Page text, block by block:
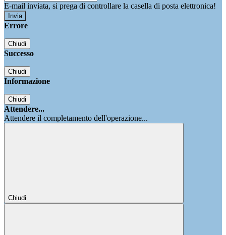
E-mail inviata, si prega di controllare la casella di posta elettronica!
Errore
Chiudi
Successo
Chiudi
Informazione
Chiudi
Attendere...
Attendere il completamento dell'operazione...
Chiudi